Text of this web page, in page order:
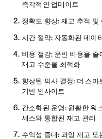
즉각적인 업데이트
정확도 향상: 재고 추적 및
시간 절약: 자동화된 데이
비용 절감: 운반 비용을 줄
재고 수준을 최적화
향상된 의사 결정: 더 스마
기반 인사이트
간소화된 운영:원활한 워
세스와 통합된 재고 관리
수익성 증대: 과잉 재고 또